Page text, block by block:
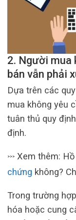
2. Người mua
bán vẫn phải
Dựa trên các
mua không yêu
tuân thủ quy
định.
>>> Xem thêm:
chứng không?
Trong trường
hóa hoặc cung